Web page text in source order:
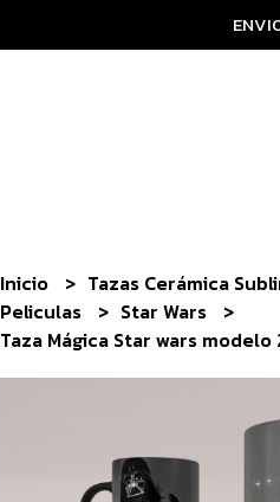
Inicio
Tazas Cerámica
Peliculas
Star Wars
Taza Mágica Star wars modelo